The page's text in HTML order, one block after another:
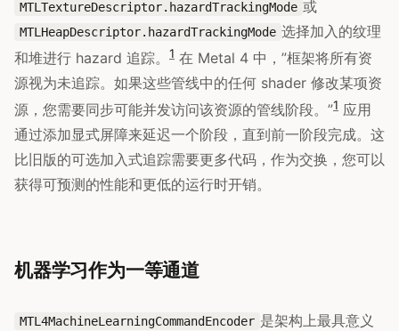
MTLTextureDescriptor.hazardTrackingMode 或
MTLHeapDescriptor.hazardTrackingMode 选择加入的纹理
和堆进行 hazard 追踪。
1 在 Metal 4 中，”框架将所有资
源视为未追踪。如果这些管线中的任何 shader 修改某项资
源，您需要同步可能并发访问该资源的管线阶段。”1 应用
通过添加显式屏障来延迟一个阶段，直到前一阶段完成。这
比旧版的可选加入式追踪需要更多代码，作为交换，您可以
获得可预测的性能和更低的运行时开销。
机器学习作为一等通道
MTL4MachineLearningCommandEncoder 是架构上最具意义